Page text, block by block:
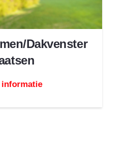
Dakvenster
informatie